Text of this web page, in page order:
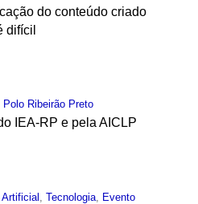
do conteúdo criado
difícil
Polo Ribeirão Preto
IEA-RP e pela AICLP
,Tecnologia
Evento